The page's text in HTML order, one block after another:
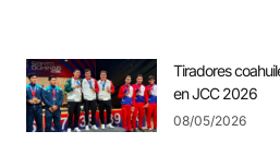
Tiradores
en JCC 2026
08/05/2026